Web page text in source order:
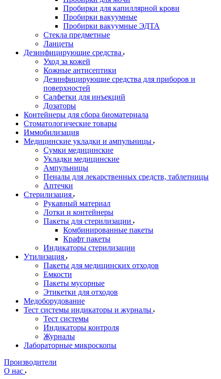
Пробирки для капиллярной крови
Пробирки вакуумные
Пробирки вакуумные ЭДТА
Стекла предметные
Ланцеты
Дезинфицирующие средства
Уход за кожей
Кожные антисептики
Дезинфицирующие средства для приборов и
поверхностей
Салфетки для инъекций
Дозаторы
Контейнеры для сбора биоматериала
Стоматологические товары
Иммобилизация
Медицинские укладки и ампульницы
Сумки медицинские
Укладки медицинские
Ампульницы
Пеналы для лекарственных средств, таблетницы
Аптечки
Стерилизация
Рукавный материал
Лотки и контейнеры
Пакеты для стерилизации
Комбинированные пакеты
Крафт пакеты
Индикаторы стерилизации
Утилизация
Пакеты для медицинских отходов
Емкости
Пакеты мусорные
Этикетки для отходов
Медоборудование
Тест системы индикаторы и журналы
Тест системы
Индикаторы контроля
Журналы
Лабораторные микроскопы
Производители
О нас